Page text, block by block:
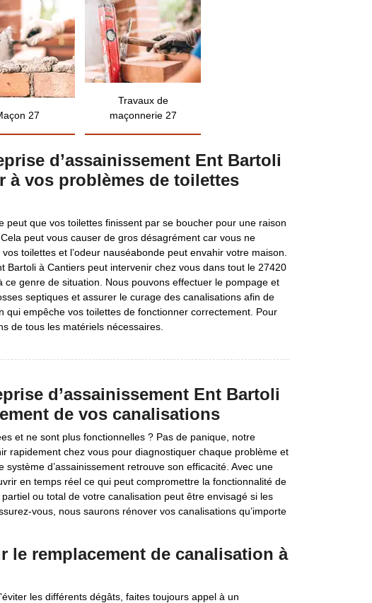
27
Travaux de
maçonnerie 27
d’assainissement Ent Bartoli
à vos problèmes de toilettes
peut que vos toilettes finissent par se boucher pour une raison
peut vous causer de gros désagrément car vous ne
toilettes et l’odeur nauséabonde peut envahir votre maison.
Bartoli à Cantiers peut intervenir chez vous dans tout le 27420
ce genre de situation. Nous pouvons effectuer le pompage et
septiques et assurer le curage des canalisations afin de
qui empêche vos toilettes de fonctionner correctement. Pour
de tous les matériels nécessaires.
d’assainissement Ent Bartoli
de vos canalisations
et ne sont plus fonctionnelles ? Pas de panique, notre
rapidement chez vous pour diagnostiquer chaque problème et
d’assainissement retrouve son efficacité. Avec une
en temps réel ce qui peut compromettre la fonctionnalité de
ou total de votre canalisation peut être envisagé si les
vous, nous saurons rénover vos canalisations qu’importe
le remplacement de canalisation à
les différents dégâts, faites toujours appel à un